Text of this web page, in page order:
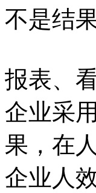
不是结
报表、
企业采
果，在
企业人